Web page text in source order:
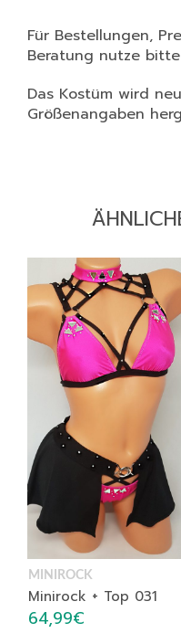
Für Bestellungen,
Beratung nutze
Das Kostüm wird
Größenangaben
MINIROCK
Minirock + Top 031
64,99€